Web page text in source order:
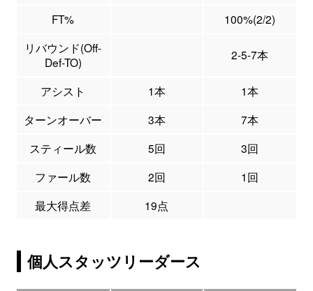
FT%
100%(2/2)
リバウンド(Off-
Def-TO)
2-5-7本
アシスト 1本
1本
ターンオーバー
3本
7本
スティール数
5回
3回
ファール数
2回
1回
最大得点差
19点
個人スタッツリーダース